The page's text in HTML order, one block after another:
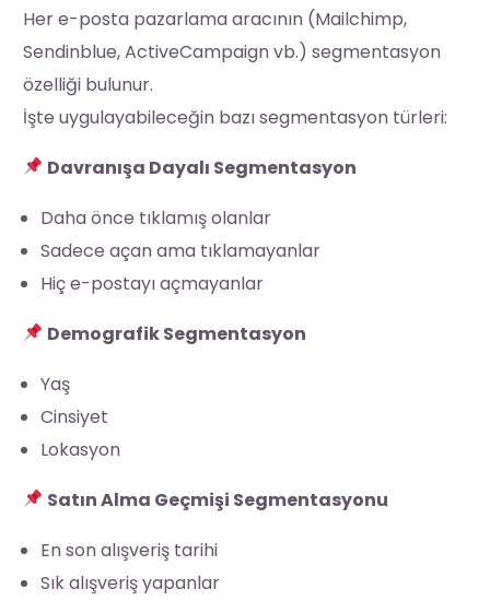
Her e-posta pazarlama aracının (Mailchimp,
Sendinblue, ActiveCampaign vb.) segmentasyon
özelliği bulunur.
İşte uygulayabileceğin bazı segmentasyon türleri:
Davranışa Dayalı Segmentasyon
Daha önce tıklamış olanlar
Sadece açan ama tıklamayanlar
Hiç e-postayı açmayanlar
Demografik Segmentasyon
Yaş
Cinsiyet
Lokasyon
Satın Alma Geçmişi Segmentasyonu
En son alışveriş tarihi
Sık alışveriş yapanlar